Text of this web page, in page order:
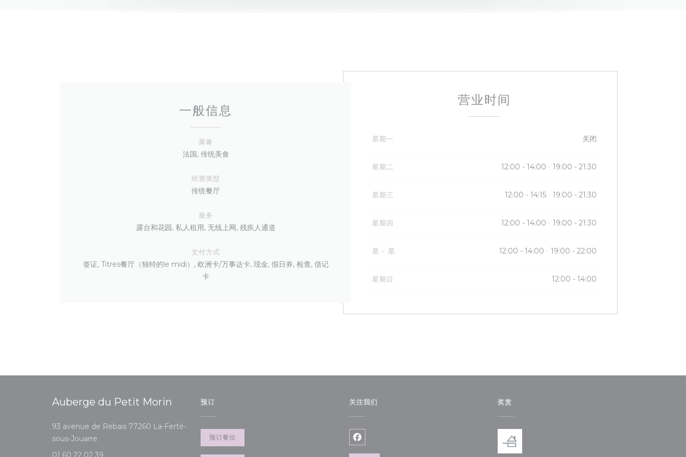
一般信息
菜肴
法国, 传统美食
经营类型
传统餐厅
服务
露台和花园, 私人租用, 无线上网, 残疾人通道
支付方式
签证, Titres餐厅（独特的le midi）, 欧洲卡/万事达卡, 现金, 假日券, 检查, 借记
卡
营业时间
星期一 关闭
星期二 12:00 - 14:00 • 19:00 - 21:30
星期三 12:00 - 14:15 • 19:00 - 21:30
星期四 12:00 - 14:00 • 19:00 - 21:30
星 -星 12:00 - 14:00 • 19:00 - 22:00
星期日 12:00 - 14:00
Auberge du Petit Morin
93 avenue de Rebais 77260 La-Ferté-
sous-Jouarre
01 60 22 02 39
预订
预订餐位
关注我们
Facebook ((在新窗口中打开))
奖赏